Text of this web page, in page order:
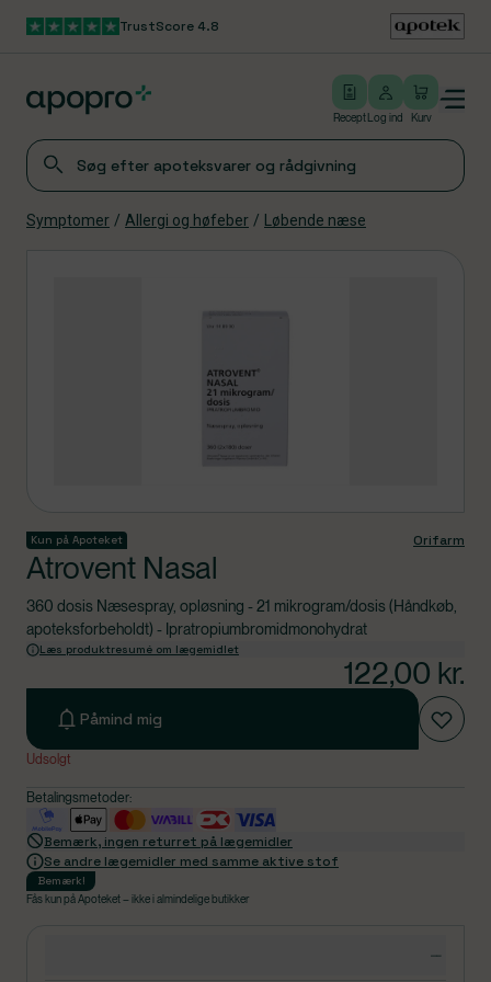
Gå til hovedindholdTrustScore 4.8
Recept
Log ind
Log ind Kurv
Open/close menu
Symptomer / Allergi og høfeber / Løbende næse
Kun på Apoteket Orifarm
Atrovent Nasal
360 dosis Næsespray, opløsning - 21 mikrogram/dosis (Håndkøb,
apoteksforbeholdt) - Ipratropiumbromidmonohydrat
Læs produktresumé om lægemidlet
122,00 kr.
Påmind mig
Udsolgt
Betalingsmetoder:
Bemærk, ingen returret på lægemidler
Se andre lægemidler med samme aktive stof
Bemærk!
Fås kun på Apoteket – ikke i almindelige butikker